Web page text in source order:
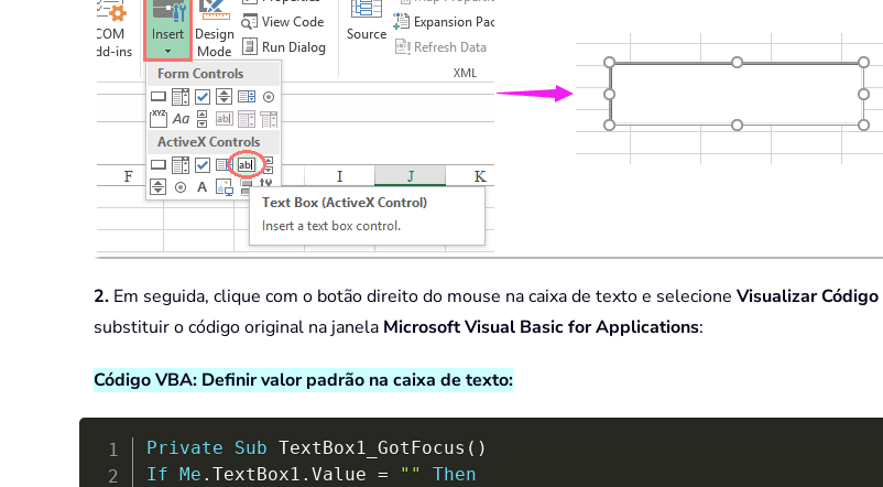
2. Em seguida, clique com o botão direito do mouse na caixa de texto e selecione Visualizar Código
substituir o código original na janela Microsoft Visual Basic for Applications:
Código VBA: Definir valor padrão na caixa de texto:
Private Sub TextBox1_GotFocus ( )
If
Me . TextBox1 . Value = ""
Then